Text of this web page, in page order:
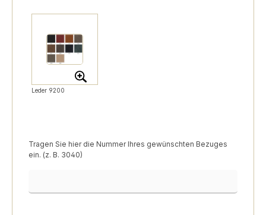
Leder 9200
Tragen Sie hier die Nummer Ihres gewünschten Bezuges
ein. (z. B. 3040)